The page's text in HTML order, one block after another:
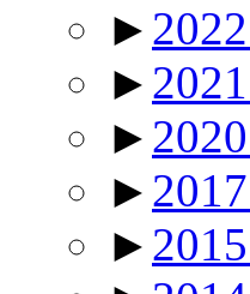
► 2022
► 2021
► 2020
► 2017
► 2015